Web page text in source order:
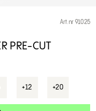
Art.nr 91025
PRE-CUT
+12 +20